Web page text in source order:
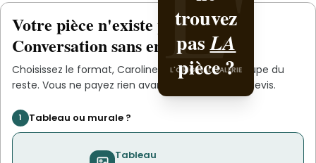
trouvez
pasLA
pièce ?
L'ORIGINAL GALERIE
Caroline
Chrétien
Art
.
L'ORIGINAL PIECE OF YOU
Votre pièce n'existe pasencore.
Conversation sans engagement.
Choisissez le format, Caroline Chrétien Arts'occupe du
reste. Vous ne payez rien avant d'avoir validé le devis.
1 Tableau ou murale ?
Tableau